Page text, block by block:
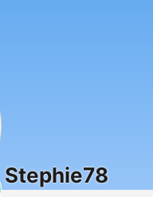
Stephie78